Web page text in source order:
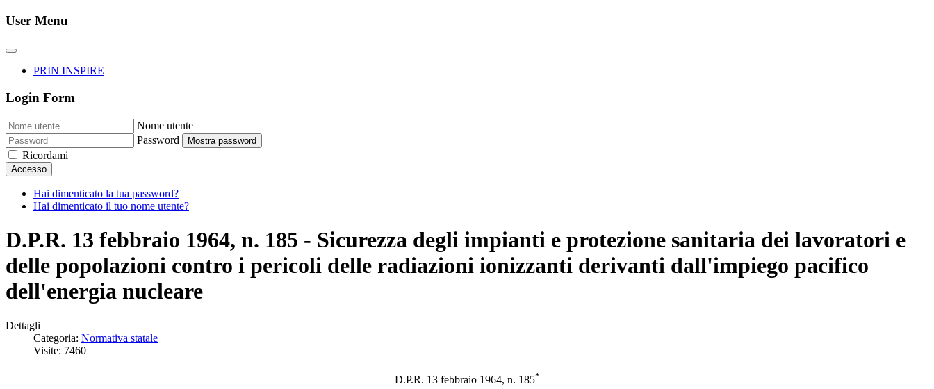
User Menu
PRIN INSPIRE
Login Form
Nome utente
Password
Mostra password
Ricordami
Accesso
Hai dimenticato la tua password?
Hai dimenticato il tuo nome utente?
D.P.R. 13 febbraio 1964, n. 185 - Sicurezza degli impianti e protezione sanitaria dei lavoratori e
delle popolazioni contro i pericoli delle radiazioni ionizzanti derivanti dall'impiego pacifico
dell'energia nucleare
Dettagli
Categoria: Normativa statale
Visite: 7460
D.P.R. 13 febbraio 1964, n. 185*